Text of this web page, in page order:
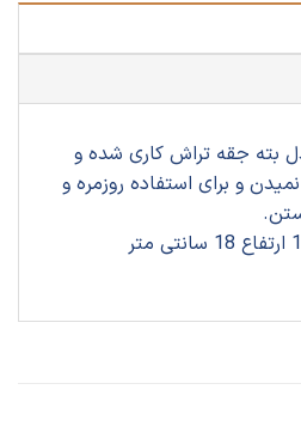
بته جقه تراش کاری شده و
و برای استفاده روزمره و